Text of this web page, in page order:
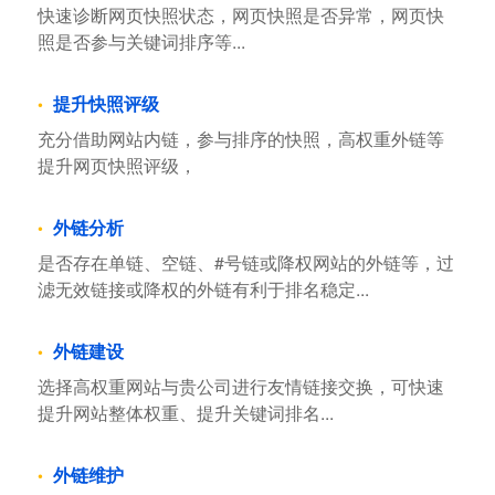
快速诊断网页快照状态，网页快照是否异常，网页快
照是否参与关键词排序等...
提升快照评级
充分借助网站内链，参与排序的快照，高权重外链等
提升网页快照评级，
外链分析
是否存在单链、空链、#号链或降权网站的外链等，过
滤无效链接或降权的外链有利于排名稳定...
外链建设
选择高权重网站与贵公司进行友情链接交换，可快速
提升网站整体权重、提升关键词排名...
外链维护